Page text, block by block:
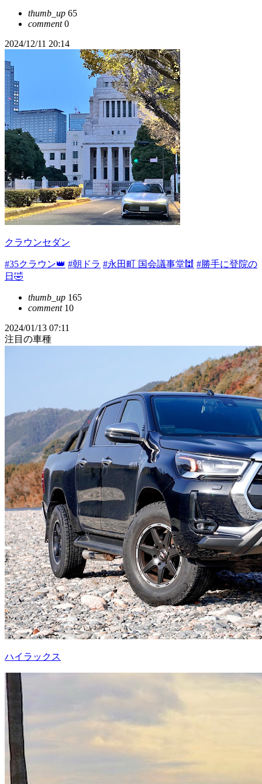
thumb_up 65
comment0
2024/12/11 20:14
クラウンセダン
#35クラウン👑 #朝ドラ #永田町 国会議事堂🕍 #勝手に登院の
日🤣
thumb_up 165
comment10
2024/01/13 07:11
注目の車種
ハイラックス